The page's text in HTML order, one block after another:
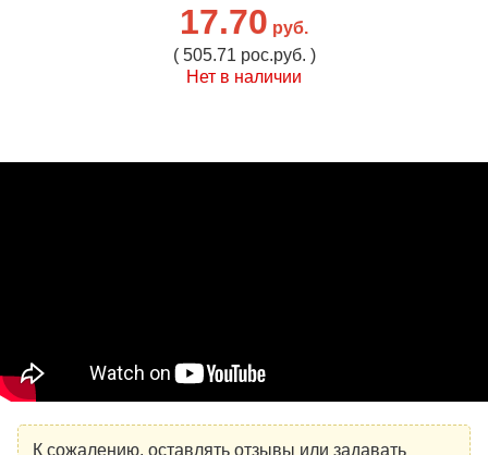
17.70 руб.
( 505.71 рос.руб. )
Нет в наличии
К сожалению, оставлять отзывы или задавать